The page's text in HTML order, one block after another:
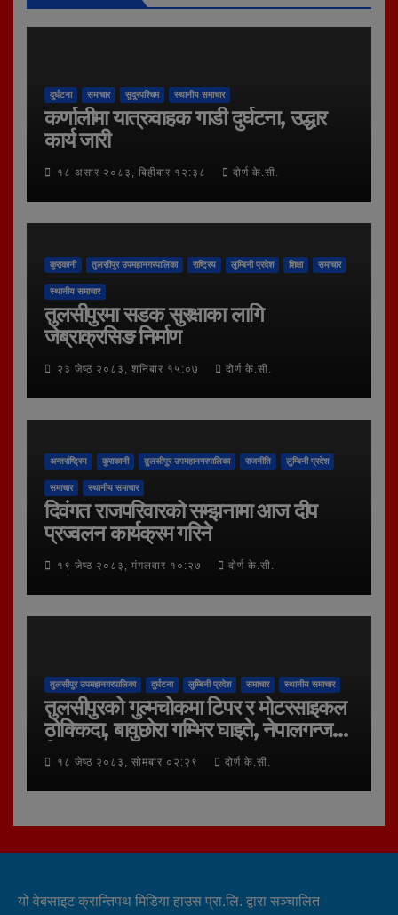
दुर्घटना समाचार सुदूरपश्चिम स्थानीय समाचार
कर्णालीमा यात्रुवाहक गाडी दुर्घटना, उद्धार
कार्य जारी
१८ असार २०८३, बिहीबार १२:३८ दोर्ण के.सी.
कुराकानी तुलसीपुर उपमहानगरपालिका राष्ट्रिय लुम्बिनी प्रदेश शिक्षा समाचार
स्थानीय समाचार
तुलसीपुरमा सडक सुरक्षाका लागि
जेब्राक्रसिङ निर्माण
२३ जेष्ठ २०८३, शनिबार १५:०७ दोर्ण के.सी.
अन्तर्राष्ट्रिय कुराकानी तुलसीपुर उपमहानगरपालिका राजनीति लुम्बिनी प्रदेश
समाचार स्थानीय समाचार
दिवंगत राजपरिवारको सम्झनामा आज दीप
प्रज्वलन कार्यक्रम गरिने
१९ जेष्ठ २०८३, मंगलवार १०:२७ दोर्ण के.सी.
तुलसीपुर उपमहानगरपालिका दुर्घटना लुम्बिनी प्रदेश समाचार स्थानीय समाचार
तुलसीपुरको गुल्मचोकमा टिपर र मोटरसाइकल
ठोक्किदा, बावुछोरा गम्भिर घाइते, नेपालगन्ज
रिफर
१८ जेष्ठ २०८३, सोमबार ०२:२९ दोर्ण के.सी.
यो वेबसाइट क्रान्तिपथ मिडिया हाउस प्रा.लि. द्वारा सञ्चालित